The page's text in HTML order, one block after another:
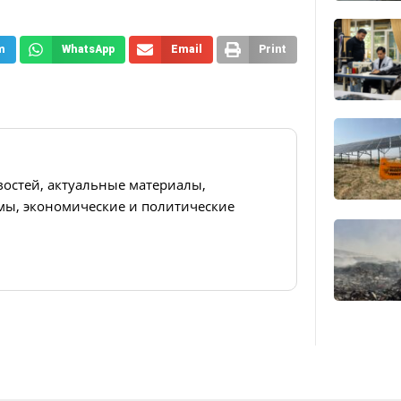
WhatsApp Email Print
актуальные материалы,
экономические и политические